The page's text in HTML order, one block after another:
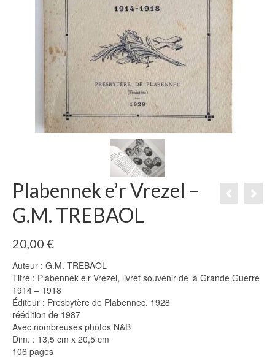
Plabennek e’r Vrezel –
G.M. TREBAOL
20,00 €
Auteur : G.M. TREBAOL
Titre : Plabennek e’r Vrezel, livret souvenir de la Grande Guerre
1914 – 1918
Éditeur : Presbytère de Plabennec, 1928
réédition de 1987
Avec nombreuses photos N&B
Dim. : 13,5 cm x 20,5 cm
106 pages